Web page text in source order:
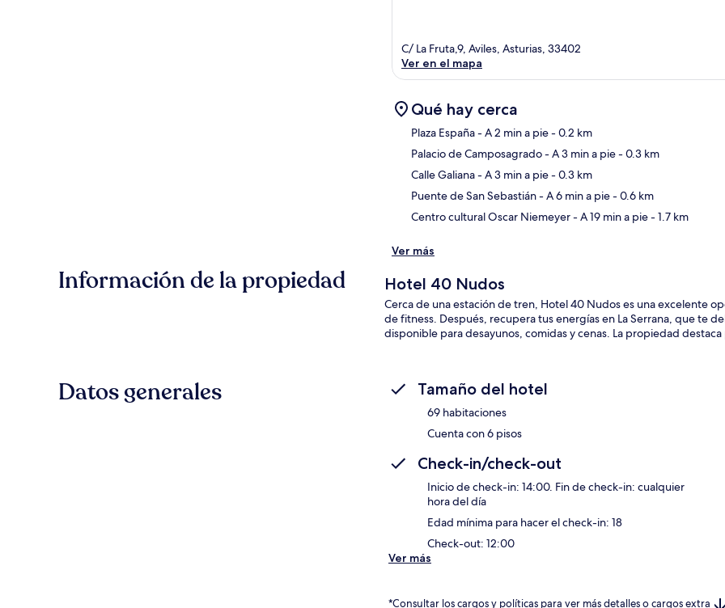
C/ La Fruta,9, Aviles, Asturias, 33402
Ver en el mapa
Qué hay cerca
Plaza España- A 2 min a pie- 0.2 km
Palacio de Camposagrado- A 3 min a pie- 0.3 km
Calle Galiana- A 3 min a pie- 0.3 km
Puente de San Sebastián- A 6 min a pie- 0.6 km
Centro cultural Oscar Niemeyer- A 19 min a pie- 1.7 km
Ver más
Información de la propiedad Hotel 40 Nudos
Cerca de una estación de tren, Hotel 40 Nudos es una excelente
de fitness. Después, recupera tus energías en La Serrana, que te
disponible para desayunos, comidas y cenas. La propiedad
Datos generales Tamaño del hotel
69 habitaciones
Cuenta con 6 pisos
Check-in/check-out
Inicio de check-in: 14:00. Fin de check-in: cualquier
hora del día
Edad mínima para hacer el check-in: 18
Check-out: 12:00
Ver más
*Consultar los cargos y políticas para ver más detalles o cargos extra